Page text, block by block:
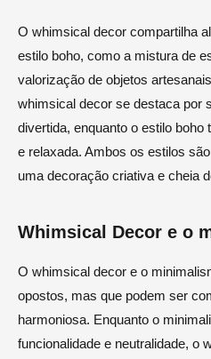
O whimsical decor compartilha
estilo boho, como a mistura de
valorização de objetos
whimsical decor se destaca por
divertida, enquanto o estilo
e relaxada. Ambos os estilos
uma decoração criativa e cheia
Whimsical Decor e o
O whimsical decor e o
opostos, mas que podem ser
harmoniosa. Enquanto o
funcionalidade e neutralidade, o